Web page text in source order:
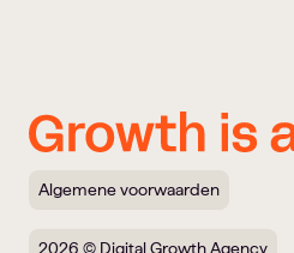
Algemene voorwaarden
2026 © Digital Growth Agency